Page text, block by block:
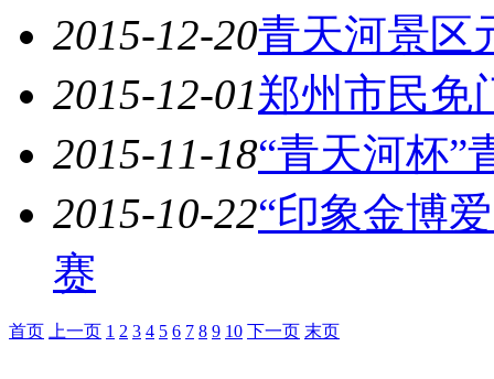
2015-12-20青天河景区
2015-12-01郑州市民免
2015-11-18“青天河杯”
2015-10-22“印象金博
赛
首页 上一页 1 2 3 4 5 6 7 8 9 10 下一页 末页